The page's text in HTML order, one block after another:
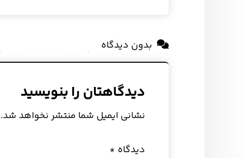
بدون دیدگاه
دیدگاهتان را بنویسید
نشانی ایمیل شما منتشر نخواهد شد.
دیدگاه *